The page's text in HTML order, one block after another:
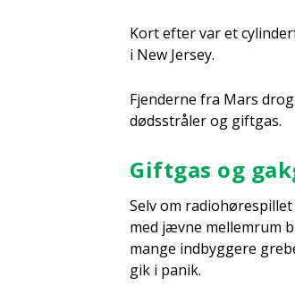
Kort efter var et
i New Jer­sey.
Fjen­der­ne fra Mars
døds­strå­ler og gift­gas.
Gift­gas og
Selv om
med jæv­ne mel­lem­rum
man­ge ind­byg­ge­re
gik i panik.